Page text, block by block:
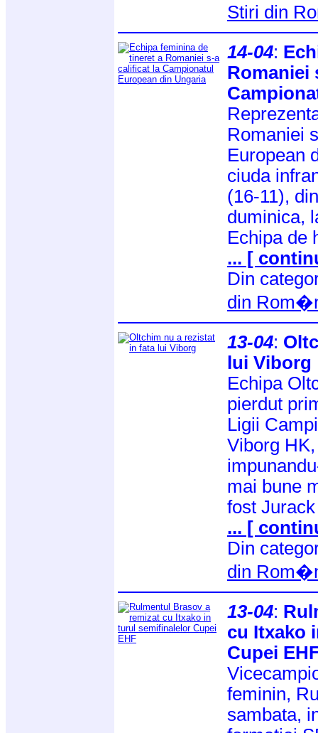
Stiri din
14-04:
Romaniei
Romaniei
European
ciuda
(16-11),
duminica,
Echipa de
... [
Din
din
13-04:
lui Viborg
Echipa
pierdut
Ligii
Viborg
mai bune
fost
... [
Din
din
13-04:
cu Itxako
Cupei
feminin,
sambata,